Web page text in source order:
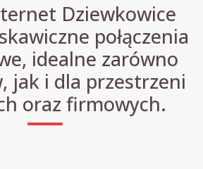
Dziewkowice
połączenia
idealne zarówno
jak i dla przestrzeni
oraz firmowych.